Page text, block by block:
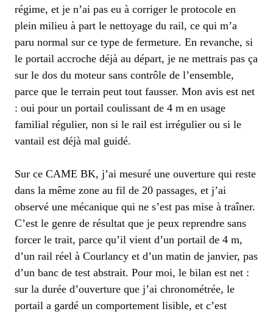
régime, et je n’ai pas eu à corriger le protocole en
plein milieu à part le nettoyage du rail, ce qui m’a
paru normal sur ce type de fermeture. En revanche, si
le portail accroche déjà au départ, je ne mettrais pas ça
sur le dos du moteur sans contrôle de l’ensemble,
parce que le terrain peut tout fausser. Mon avis est net
: oui pour un portail coulissant de 4 m en usage
familial régulier, non si le rail est irrégulier ou si le
vantail est déjà mal guidé.
Sur ce CAME BK, j’ai mesuré une ouverture qui reste
dans la même zone au fil de 20 passages, et j’ai
observé une mécanique qui ne s’est pas mise à traîner.
C’est le genre de résultat que je peux reprendre sans
forcer le trait, parce qu’il vient d’un portail de 4 m,
d’un rail réel à Courlancy et d’un matin de janvier, pas
d’un banc de test abstrait. Pour moi, le bilan est net :
sur la durée d’ouverture que j’ai chronométrée, le
portail a gardé un comportement lisible, et c’est